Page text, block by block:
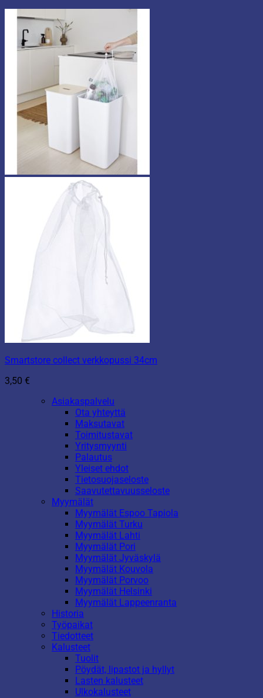
Smartstore collect verkkopussi 34cm
3,50 €
Asiakaspalvelu
Ota yhteyttä
Maksutavat
Toimitustavat
Yritysmyynti
Palautus
Yleiset ehdot
Tietosuojaseloste
Saavutettavuusseloste
Myymälät
Myymälät Espoo Tapiola
Myymälät Turku
Myymälät Lahti
Myymälät Pori
Myymälät Jyväskylä
Myymälät Kouvola
Myymälät Porvoo
Myymälät Helsinki
Myymälät Lappeenranta
Historia
Työpaikat
Tiedotteet
Kalusteet
Tuolit
Pöydät, lipastot ja hyllyt
Lasten kalusteet
Ulkokalusteet